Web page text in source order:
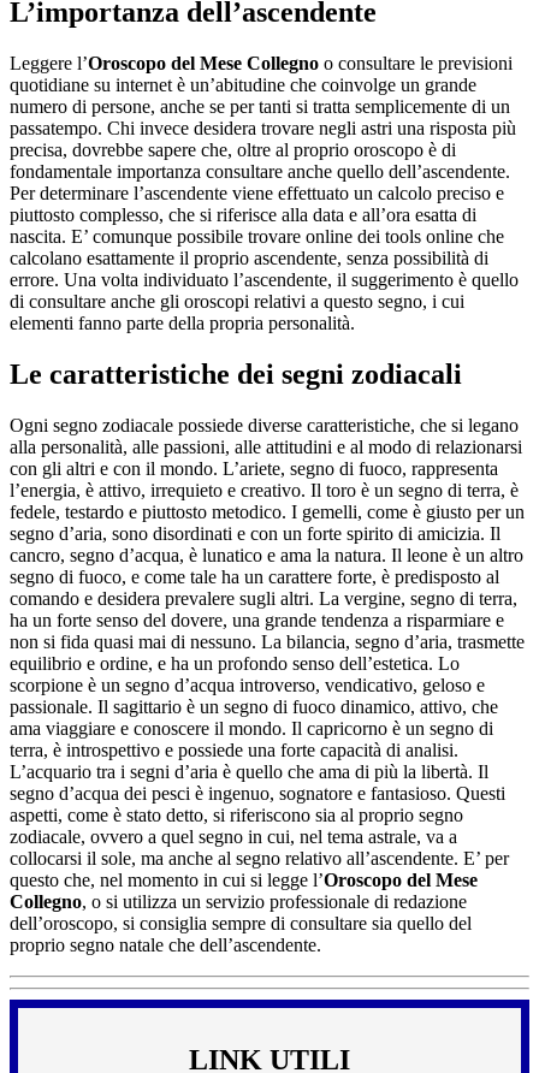
L’importanza dell’ascendente
Leggere l’Oroscopo del Mese Collegno o consultare le previsioni
quotidiane su internet è un’abitudine che coinvolge un grande
numero di persone, anche se per tanti si tratta semplicemente di un
passatempo. Chi invece desidera trovare negli astri una risposta più
precisa, dovrebbe sapere che, oltre al proprio oroscopo è di
fondamentale importanza consultare anche quello dell’ascendente.
Per determinare l’ascendente viene effettuato un calcolo preciso e
piuttosto complesso, che si riferisce alla data e all’ora esatta di
nascita. E’ comunque possibile trovare online dei tools online che
calcolano esattamente il proprio ascendente, senza possibilità di
errore. Una volta individuato l’ascendente, il suggerimento è quello
di consultare anche gli oroscopi relativi a questo segno, i cui
elementi fanno parte della propria personalità.
Le caratteristiche dei segni zodiacali
Ogni segno zodiacale possiede diverse caratteristiche, che si legano
alla personalità, alle passioni, alle attitudini e al modo di relazionarsi
con gli altri e con il mondo. L’ariete, segno di fuoco, rappresenta
l’energia, è attivo, irrequieto e creativo. Il toro è un segno di terra, è
fedele, testardo e piuttosto metodico. I gemelli, come è giusto per un
segno d’aria, sono disordinati e con un forte spirito di amicizia. Il
cancro, segno d’acqua, è lunatico e ama la natura. Il leone è un altro
segno di fuoco, e come tale ha un carattere forte, è predisposto al
comando e desidera prevalere sugli altri. La vergine, segno di terra,
ha un forte senso del dovere, una grande tendenza a risparmiare e
non si fida quasi mai di nessuno. La bilancia, segno d’aria, trasmette
equilibrio e ordine, e ha un profondo senso dell’estetica. Lo
scorpione è un segno d’acqua introverso, vendicativo, geloso e
passionale. Il sagittario è un segno di fuoco dinamico, attivo, che
ama viaggiare e conoscere il mondo. Il capricorno è un segno di
terra, è introspettivo e possiede una forte capacità di analisi.
L’acquario tra i segni d’aria è quello che ama di più la libertà. Il
segno d’acqua dei pesci è ingenuo, sognatore e fantasioso. Questi
aspetti, come è stato detto, si riferiscono sia al proprio segno
zodiacale, ovvero a quel segno in cui, nel tema astrale, va a
collocarsi il sole, ma anche al segno relativo all’ascendente. E’ per
questo che, nel momento in cui si legge l’Oroscopo del Mese
Collegno, o si utilizza un servizio professionale di redazione
dell’oroscopo, si consiglia sempre di consultare sia quello del
proprio segno natale che dell’ascendente.
LINK UTILI